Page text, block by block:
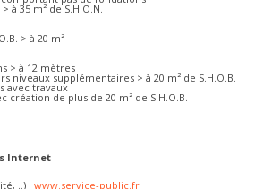
à 35 m² de S.H.O.N.
> à 20 m²
> à 12 mètres
niveaux supplémentaires > à 20 m² de S.H.O.B.
avec travaux
création de plus de 20 m² de S.H.O.B.
Internet
..) : www.service-public.fr